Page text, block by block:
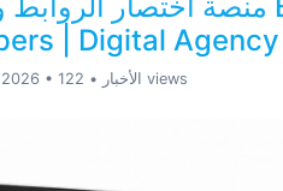
• الأخبار • 122 views